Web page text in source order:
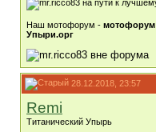
Наш мотофорум - мотофорум
Упыри.орг
28.12.2018, 23:57
Remi
Титанический Упырь